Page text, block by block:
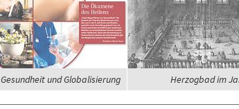
Gesundheit und Globalisierung Herzogbad im